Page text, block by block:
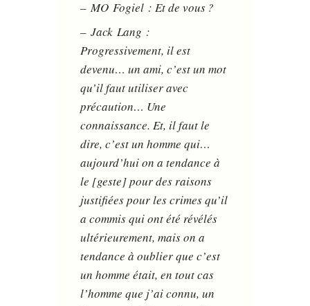
– MO Fogiel : Et de vous ?
– Jack Lang :
Progressivement, il est
devenu… un ami, c’est un mot
qu’il faut utiliser avec
précaution… Une
connaissance. Et, il faut le
dire, c’est un homme qui…
aujourd’hui on a tendance à
le [geste] pour des raisons
justifiées pour les crimes qu’il
a commis qui ont été révélés
ultérieurement, mais on a
tendance à oublier que c’est
un homme était, en tout cas
l’homme que j’ai connu, un